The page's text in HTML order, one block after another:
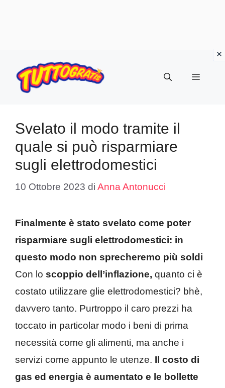
contenuto
Menu
Svelato il modo tramite il
quale si può risparmiare
sugli elettrodomestici
10 Ottobre 2023 di Anna Antonucci
Finalmente è stato svelato come poter
risparmiare sugli elettrodomestici: in
questo modo non sprecheremo più soldi
Con lo scoppio dell’inflazione, quanto ci è
costato utilizzare glie elettrodomestici? bhè,
davvero tanto. Purtroppo il caro prezzi ha
toccato in particolar modo i beni di prima
necessità come gli alimenti, ma anche i
servizi come appunto le utenze. Il costo di
gas ed energia è aumentato e le bollette